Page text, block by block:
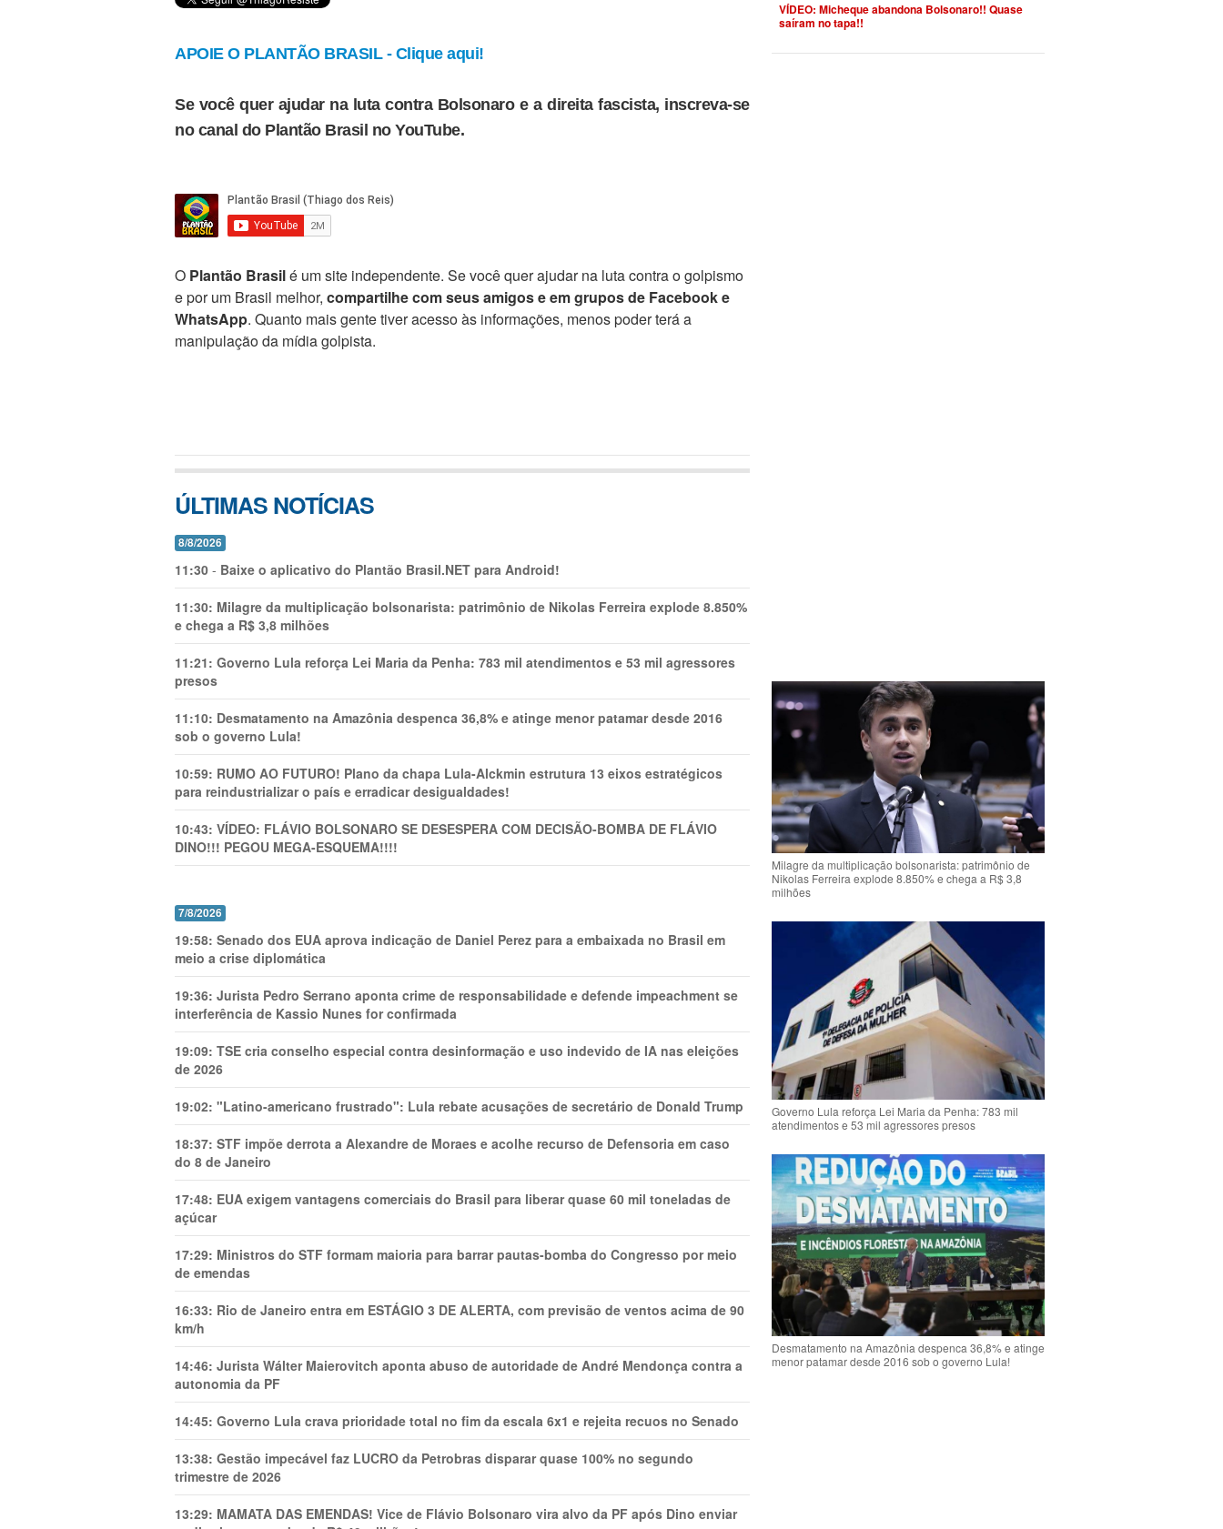
APOIE O PLANTÃO BRASIL - Clique aqui!
Se você quer ajudar na luta contra Bolsonaro e a direita fascista, inscreva-se
no canal do Plantão Brasil no YouTube.
O Plantão Brasilé um site independente. Se você quer ajudar na luta contra o golpismo
e por um Brasil melhor, compartilhe com seus amigos e em grupos de Facebook e
WhatsApp. Quanto mais gente tiver acesso às informações, menos poder terá a
manipulação da mídia golpista.
ÚLTIMAS NOTÍCIAS
8/8/2026
11:30 - Baixe o aplicativo do Plantão Brasil.NET para Android!
11:30: Milagre da multiplicação bolsonarista: patrimônio de Nikolas Ferreira explode 8.850%
e chega a R$ 3,8 milhões
11:21: Governo Lula reforça Lei Maria da Penha: 783 mil atendimentos e 53 mil agressores
presos
11:10: Desmatamento na Amazônia despenca 36,8% e atinge menor patamar desde 2016
sob o governo Lula!
10:59: RUMO AO FUTURO! Plano da chapa Lula-Alckmin estrutura 13 eixos estratégicos
para reindustrializar o país e erradicar desigualdades!
10:43: VÍDEO: FLÁVIO BOLSONARO SE DESESPERA COM DECISÃO-BOMBA DE FLÁVIO
DINO!!! PEGOU MEGA-ESQUEMA!!!!
7/8/2026
19:58: Senado dos EUA aprova indicação de Daniel Perez para a embaixada no Brasil em
meio a crise diplomática
19:36: Jurista Pedro Serrano aponta crime de responsabilidade e defende impeachment se
interferência de Kassio Nunes for confirmada
19:09: TSE cria conselho especial contra desinformação e uso indevido de IA nas eleições
de 2026
19:02: "Latino-americano frustrado": Lula rebate acusações de secretário de Donald Trump
18:37: STF impõe derrota a Alexandre de Moraes e acolhe recurso de Defensoria em caso
do 8 de Janeiro
17:48: EUA exigem vantagens comerciais do Brasil para liberar quase 60 mil toneladas de
açúcar
17:29: Ministros do STF formam maioria para barrar pautas-bomba do Congresso por meio
de emendas
16:33: Rio de Janeiro entra em ESTÁGIO 3 DE ALERTA, com previsão de ventos acima de 90
km/h
14:46: Jurista Wálter Maierovitch aponta abuso de autoridade de André Mendonça contra a
autonomia da PF
14:45: Governo Lula crava prioridade total no fim da escala 6x1 e rejeita recuos no Senado
13:38: Gestão impecável faz LUCRO da Petrobras disparar quase 100% no segundo
trimestre de 2026
13:29: MAMATA DAS EMENDAS! Vice de Flávio Bolsonaro vira alvo da PF após Dino enviar
VÍDEO: Micheque abandona Bolsonaro!! Quase
saíram no tapa!!
Milagre da multiplicação bolsonarista: patrimônio de
Nikolas Ferreira explode 8.850% e chega a R$ 3,8
milhões
Governo Lula reforça Lei Maria da Penha: 783 mil
atendimentos e 53 mil agressores presos
Desmatamento na Amazônia despenca 36,8% e atinge
menor patamar desde 2016 sob o governo Lula!